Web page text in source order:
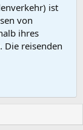
ist
von
ihres
Die reisenden